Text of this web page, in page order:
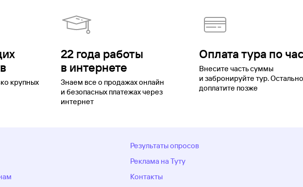
крупных
22 года работы
в интернете
Знаем все о продажах онлайн
и безопасных платежах через
интернет
Оплата тура по
Внесите часть суммы
и забронируйте тур.
доплатите позже
Результаты опросов
Реклама на Туту
Контакты